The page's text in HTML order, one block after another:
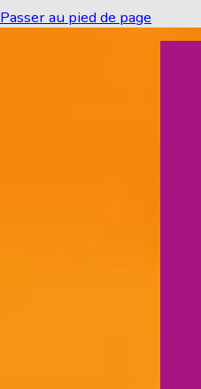
Passer au pied de page